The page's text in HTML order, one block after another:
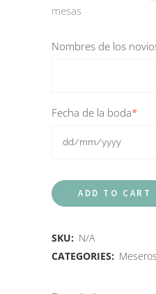
mesas
Nombres de los
Fecha de la boda*
ADD TO CART
SKU: N/A
CATEGORIES: Meseros